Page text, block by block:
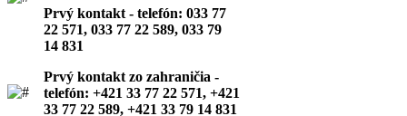
Prvý kontakt - telefón: 033 77
22 571, 033 77 22 589, 033 79
14 831
Prvý kontakt zo zahraničia -
telefón: +421 33 77 22 571, +421
33 77 22 589, +421 33 79 14 831